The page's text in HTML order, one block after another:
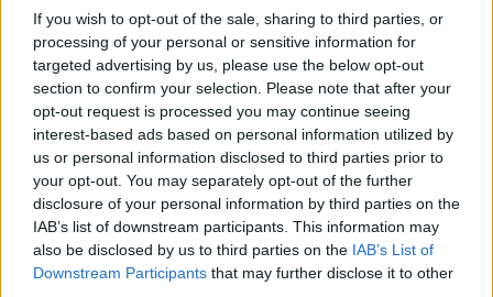
If you wish to opt-out of the sale, sharing to third parties, or
processing of your personal or sensitive information for
targeted advertising by us, please use the below opt-out
section to confirm your selection. Please note that after your
opt-out request is processed you may continue seeing
interest-based ads based on personal information utilized by
us or personal information disclosed to third parties prior to
your opt-out. You may separately opt-out of the further
disclosure of your personal information by third parties on the
IAB’s list of downstream participants. This information may
also be disclosed by us to third parties on the IAB’s List of
Downstream Participants that may further disclose it to other
Συνεντεύξεις 18/11/2025
Δήμητρα Δερζέκου: «Λέω τη δική μου
αλήθεια»